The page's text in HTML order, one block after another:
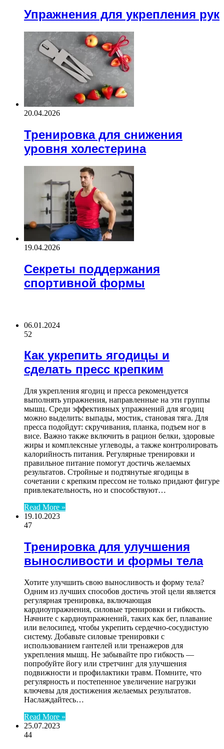
Упражнения для укрепления рук
20.04.2026
Тренировка для снижения
уровня холестерина
19.04.2026
Секреты поддержания
спортивной формы
06.01.2024
52
Как укрепить ягодицы и
сделать пресс крепким
Для укрепления ягодиц и пресса рекомендуется
выполнять упражнения, направленные на эти группы
мышц. Среди эффективных упражнений для ягодиц
можно выделить: выпады, мостик, становая тяга. Для
пресса подойдут: скручивания, планка, подъем ног в
висе. Важно также включить в рацион белки, здоровые
жиры и комплексные углеводы, а также контролировать
калорийность питания. Регулярные тренировки и
правильное питание помогут достичь желаемых
результатов. Стройные и подтянутые ягодицы в
сочетании с крепким прессом не только придают фигуре
привлекательность, но и способствуют…
Read More »
19.10.2023
47
Тренировка для улучшения
выносливости и формы тела
Хотите улучшить свою выносливость и форму тела?
Одним из лучших способов достичь этой цели является
регулярная тренировка, включающая
кардиоупражнения, силовые тренировки и гибкость.
Начните с кардиоупражнений, таких как бег, плавание
или велосипед, чтобы укрепить сердечно-сосудистую
систему. Добавьте силовые тренировки с
использованием гантелей или тренажеров для
укрепления мышц. Не забывайте про гибкость —
попробуйте йогу или стретчинг для улучшения
подвижности и профилактики травм. Помните, что
регулярность и постепенное увеличение нагрузки
ключевы для достижения желаемых результатов.
Наслаждайтесь…
Read More »
25.07.2023
44